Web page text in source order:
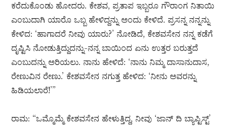
ಕರೆದುಕೊಂಡು ಹೋದರು. ಕೇಶವ, ಪ್ರತಾಪ ಇಬ್ಬರೂ ಗೌರಾಂಗ ನಿತಾಯಿ
ಎಂಬುದಾಗಿ ಯಾರೊ ಒಬ್ಬ ಹೇಳಿದ್ದನ್ನು ಅಂದು ಕೇಳಿದೆ. ಪ್ರಸನ್ನ ನನ್ನನ್ನು
ಕೇಳಿದ: ‘ಹಾಗಾದರೆ ನೀವು ಯಾರು?’ ನೋಡಿದೆ, ಕೇಶವಸೇನ ನನ್ನ ಕಡೆಗೆ
ದೃಷ್ಟಿಸಿ ನೋಡುತ್ತಿದ್ದುದನ್ನು-ನನ್ನ ಬಾಯಿಂದ ಏನು ಉತ್ತರ ಬರುತ್ತದೆ
ಎಂಬುದನ್ನು ಅರಿಯಲು. ನಾನು ಹೇಳಿದೆ: ‘ನಾನು ನಿಮ್ಮ ದಾಸಾನುದಾಸ,
ರೇಣುವಿನ ರೇಣು.’ ಕೇಶವಸೇನ ನಗುತ್ತ ಹೇಳಿದ: ‘ನೀನು ಅವರನ್ನು
ಹಿಡಿಯಲಾರೆ!’”
ರಾಮ: “ಒಮ್ಮೊಮ್ಮೆ ಕೇಶವಸೇನ ಹೇಳುತ್ತಿದ್ದ, ನೀವು ‘ಜಾನ್ ದಿ ಬ್ಯಾಪ್ಟಿಸ್ಟ್’